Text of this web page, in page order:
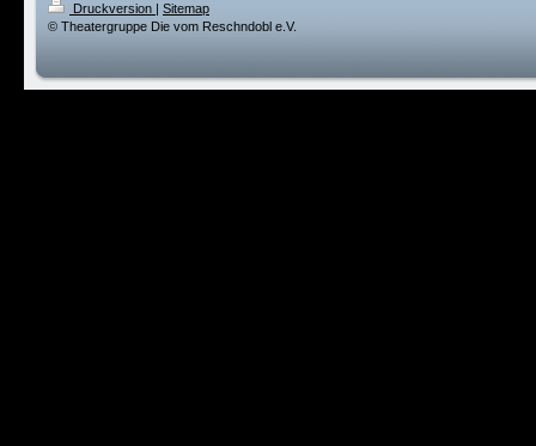
Druckversion | Sitemap
© Theatergruppe Die vom Reschndobl e.V.